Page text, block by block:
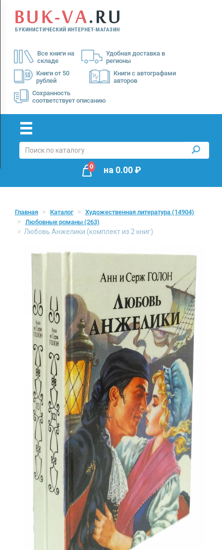
Все книги на
складе
Удобная доставка в
регионы
Книги от 50
рублей
Книги с автографами
авторов
Сохранность
соответствует описанию
Menu
Доставка
Оплата
0 на 0.00₽
Главная Каталог Художественная литература (14904)
Любовные романы (263)
Любовь Анжелики (комплект из 2 книг)